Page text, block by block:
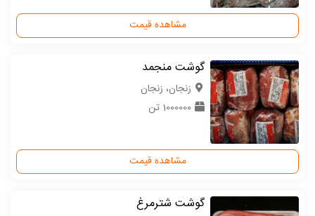
مشاهده قیمت
گوشت منجمد
زنجان، زنجان
1000000 تن
مشاهده قیمت
گوشت شترمرغ